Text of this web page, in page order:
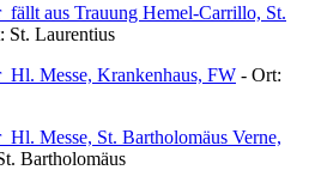
fällt aus Trauung Hemel-Carrillo, St.
St. Laurentius
Hl. Messe, Krankenhaus, FW - Ort:
Hl. Messe, St. Bartholomäus Verne,
Bartholomäus